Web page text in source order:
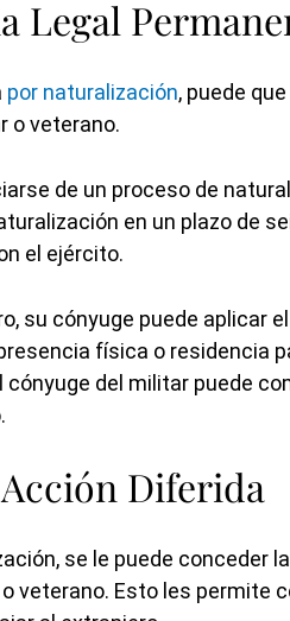
Legal
por naturalización, puede
o veterano.
de un proceso de
en un plazo de
el ejército.
su cónyuge puede aplicar
física o residencia
del militar puede
Diferida
se le puede conceder
veterano. Esto les permite